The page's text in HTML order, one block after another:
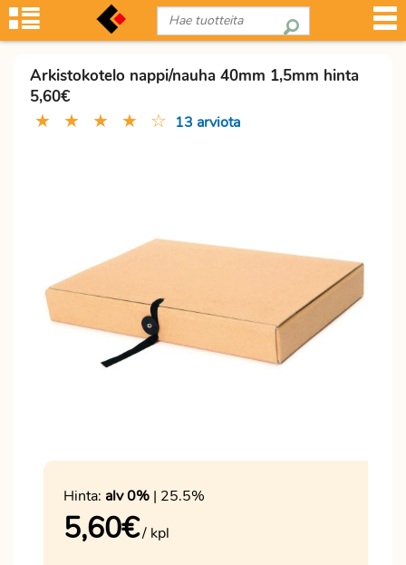
Arkistokotelo nappi/nauha 40mm 1,5mm hinta
5,60€
★ ★ ★ ★ ☆ 13 arviota
Hinta: alv 0% | 25.5%
5,60€/ kpl